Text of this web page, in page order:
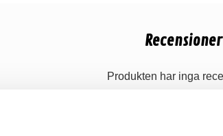
Recensioner
Produkten har inga